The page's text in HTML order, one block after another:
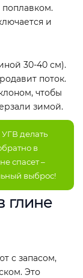
и
30-40 см).
поток.
чтобы
зимой.
делать
в
спасет –
выброс!
глине
с запасом,
Это